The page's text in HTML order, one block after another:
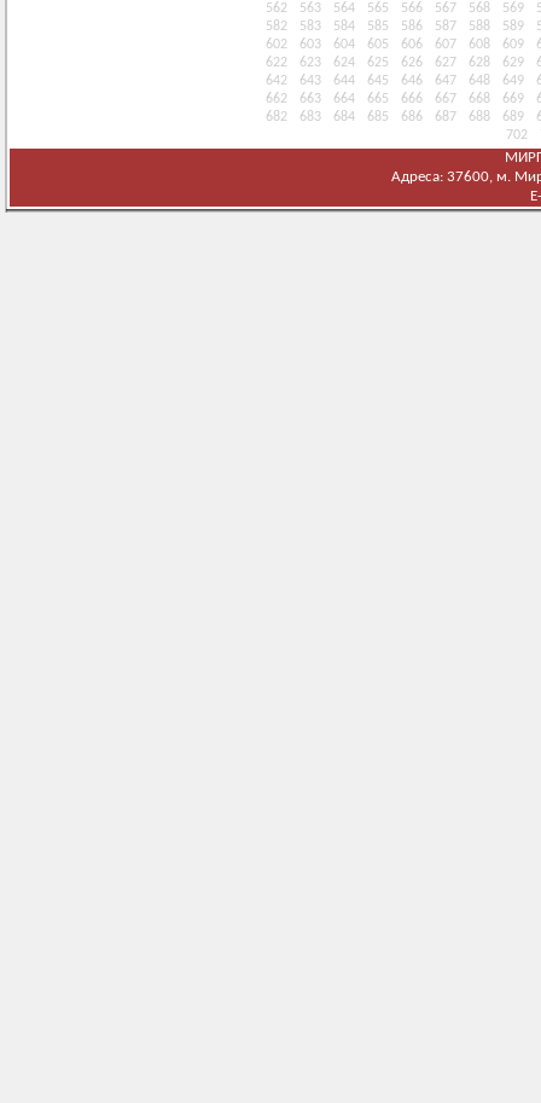
562
563 564 565 566 567 568 569
582
583 584 585 586 587 588 589
602
603 604 605 606 607 608 609
622
623 624 625 626 627 628 629
642
643 644 645 646 647 648 649
662
663 664 665 666 667 668 669
682
683 684 685 686 687 688 689
702
Адреса: 37600, м.